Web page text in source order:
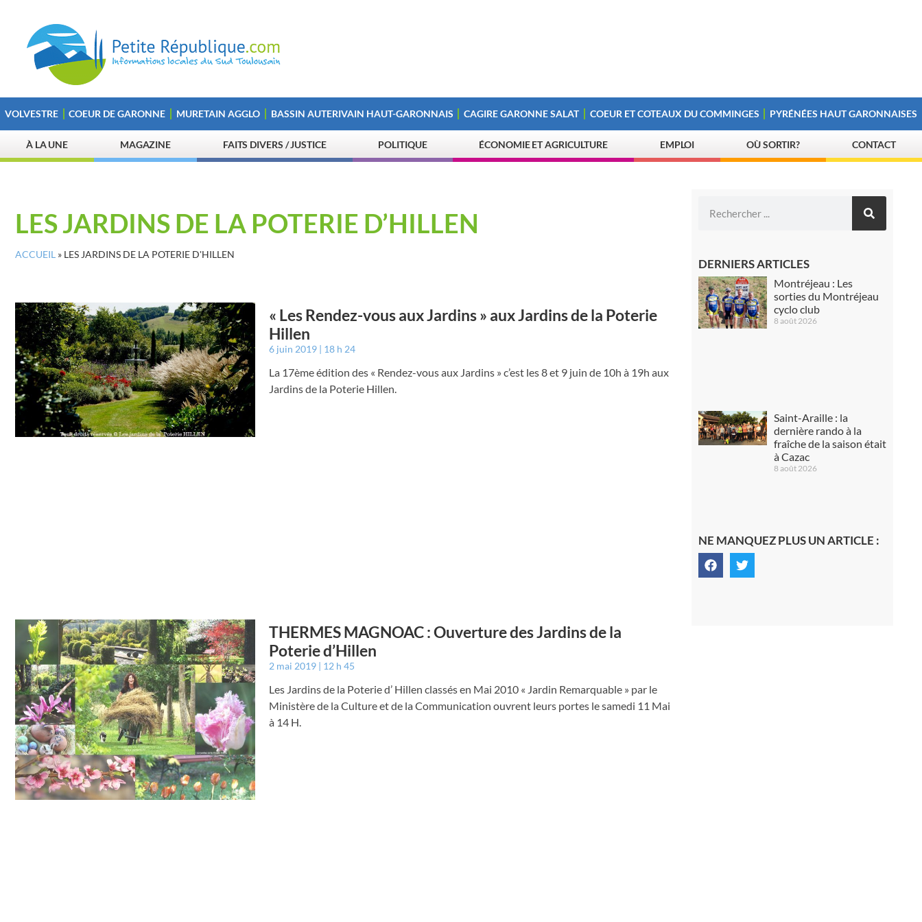
VOLVESTRE COEUR DE GARONNE MURETAIN AGGLO BASSIN AUTERIVAIN HAUT-GARONNAIS CAGIRE GARONNE SALAT COEUR ET COTEAUX DU COMMINGES PYRÉNÉES HAUT GARONNAISES
À LA UNE MAGAZINE FAITS DIVERS / JUSTICE POLITIQUE ÉCONOMIE ET AGRICULTURE EMPLOI OÙ SORTIR? CONTACT
LES JARDINS DE LA POTERIE D’HILLEN
ACCUEIL » LES JARDINS DE LA POTERIE D'HILLEN
« Les Rendez-vous aux Jardins » aux Jardins de la Poterie
Hillen
6 juin 2019 18 h 24
La 17ème édition des « Rendez-vous aux Jardins » c’est les 8 et 9 juin de 10h à 19h aux
Jardins de la Poterie Hillen.
THERMES MAGNOAC : Ouverture des Jardins de la
Poterie d’Hillen
2 mai 2019 12 h 45
Les Jardins de la Poterie d’ Hillen classés en Mai 2010 « Jardin Remarquable » par le
Ministère de la Culture et de la Communication ouvrent leurs portes le samedi 11 Mai
à 14 H.
DERNIERS ARTICLES
Montréjeau : Les
sorties du Montréjeau
cyclo club
8 août 2026
Saint-Araille : la
dernière rando à la
fraîche de la saison était
à Cazac
8 août 2026
NE MANQUEZ PLUS UN ARTICLE :